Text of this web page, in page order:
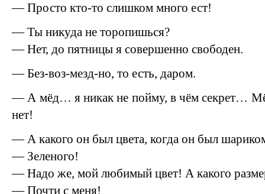
— Просто кто-то слишком много ест!
— Ты никуда не торопишься?
— Нет, до пятницы я совершенно свободен.
— Без-воз-мезд-но, то есть, даром.
— А мёд… я никак не пойму, в чём секрет…
нет!
— А какого он был цвета, когда он был
— Зеленого!
— Надо же, мой любимый цвет! А какого
— Почти с меня!